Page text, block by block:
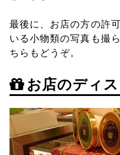
最後に、お店の方の許
いる小物類の写真も撮
ちらもどうぞ。
お店のディ